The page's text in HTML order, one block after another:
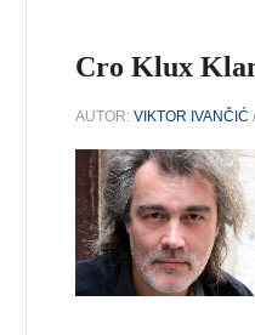
Cro Klux
AUTOR:VIKTOR IVANČIĆ